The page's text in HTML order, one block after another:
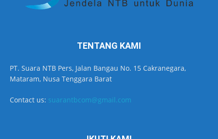
TENTANG KAMI
PT. Suara NTB Pers, Jalan Bangau No. 15 Cakranegara,
Mataram, Nusa Tenggara Barat
Contact us: suarantbcom@gmail.com